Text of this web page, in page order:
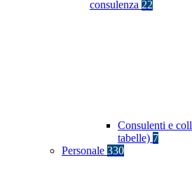
consulenza 22
Consulenti e
tabelle) 7
Personale 330